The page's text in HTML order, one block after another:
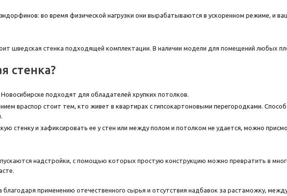
во время физической нагрузки они вырабатываются в ускоренном режиме, и
шведская стенка подходящей комплектации. В наличии модели для помещений любых
стенка?
подходят для обладателей хрупких потолков.
враспор стоит тем, кто живет в квартирах с гипсокартоновыми перегородками.
стенку и зафиксировать ее у стен или между полом и потолком не удается, можно
надстройки, с помощью которых простую конструкцию можно превратить в
применению отечественного сырья и отсутствия надбавок за растаможку,